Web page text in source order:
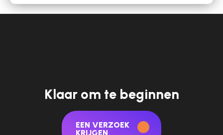
Klaar om te beginnen
EEN VERZOEK
KRIJGEN